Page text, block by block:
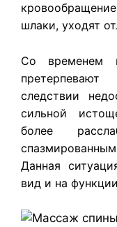
шлаки, уходят
Со временем
следствии
сильной
более
Данная
вид и на